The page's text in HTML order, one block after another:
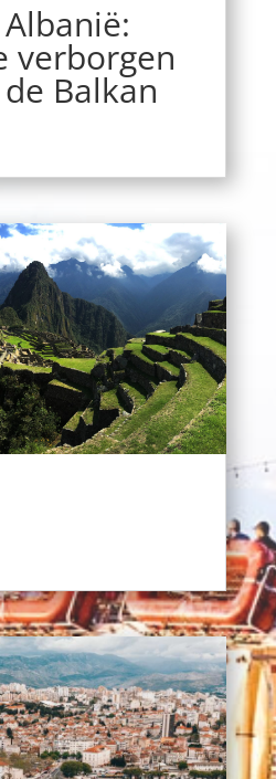
verborgen
Balkan